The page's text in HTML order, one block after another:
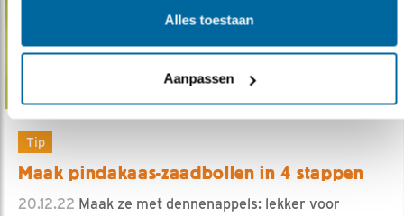
Alles toestaan
Aanpassen
Tip
Maak pindakaas-zaadbollen in 4 stappen
20.12.22 Maak ze met dennenappels: lekker voor